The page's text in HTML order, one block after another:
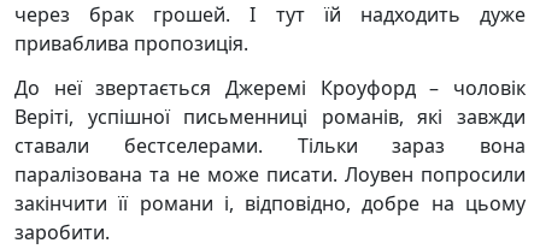
через брак грошей. І тут їй надходить дуже
приваблива пропозиція.
До неї звертається Джеремі Кроуфорд – чоловік
Веріті, успішної письменниці романів, які завжди
ставали бестселерами. Тільки зараз вона
паралізована та не може писати. Лоувен попросили
закінчити її романи і, відповідно, добре на цьому
заробити.